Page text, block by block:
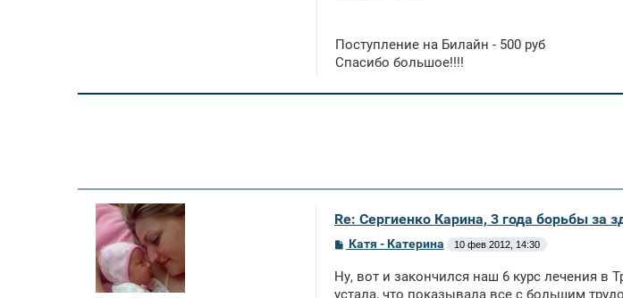
Поступление на Билайн - 500 руб
Спасибо большое!!!!
Re: Сергиенко Карина, 3 года борьбы за
С
б
щ
Катя - Катерина 10 фев 2012, 14:30
Ну, вот и закончился наш 6 курс лечения в
устала, что показывала все с большим